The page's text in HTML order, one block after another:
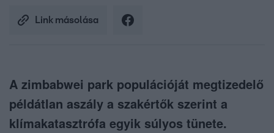
Link másolása
A zimbabwei park populációját megtizedelő
példátlan aszály a szakértők szerint a
klímakatasztrófa egyik súlyos tünete.